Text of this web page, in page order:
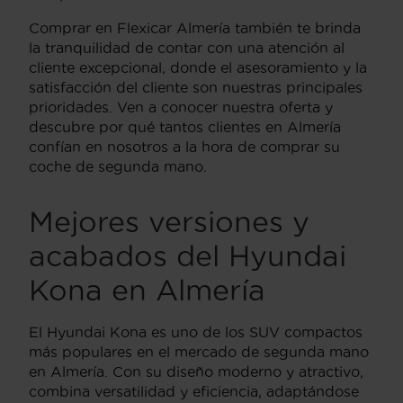
Comprar en Flexicar Almería también te brinda
la tranquilidad de contar con una atención al
cliente excepcional, donde el asesoramiento y la
satisfacción del cliente son nuestras principales
prioridades. Ven a conocer nuestra oferta y
descubre por qué tantos clientes en Almería
confían en nosotros a la hora de comprar su
coche de segunda mano.
Mejores versiones y
acabados del Hyundai
Kona en Almería
El Hyundai Kona es uno de los SUV compactos
más populares en el mercado de segunda mano
en Almería. Con su diseño moderno y atractivo,
combina versatilidad y eficiencia, adaptándose